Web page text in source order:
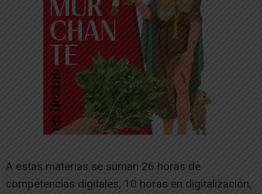
A estas materias se suman 26 horas de
competencias digitales, 10 horas en digitalización,